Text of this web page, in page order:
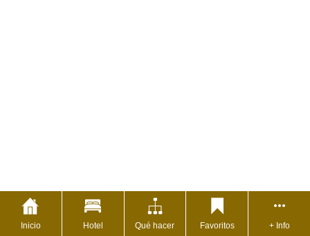
Inicio Hotel Qué hacer Favoritos + Info